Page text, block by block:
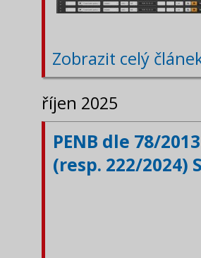
Zobrazit celý
říjen 2025
PENB dle 78/
(resp. 222/2024)